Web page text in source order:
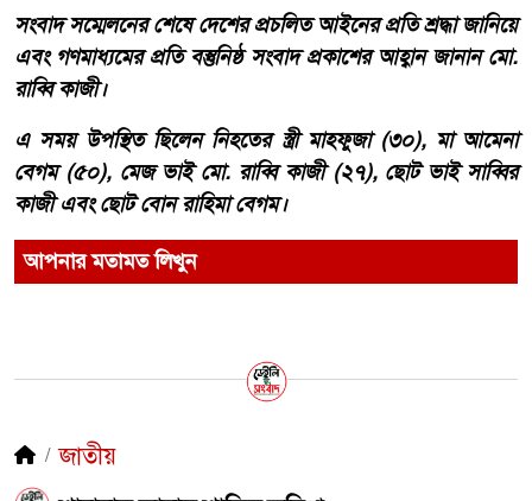
সংবাদ সম্মেলনের শেষে দেশের প্রচলিত আইনের প্রতি শ্রদ্ধা জানিয়ে
এবং গণমাধ্যমের প্রতি বস্তুনিষ্ঠ সংবাদ প্রকাশের আহ্বান জানান মো.
রাব্বি কাজী।
এ সময় উপস্থিত ছিলেন নিহতের স্ত্রী মাহফুজা (৩০), মা আমেনা
বেগম (৫০), মেজ ভাই মো. রাব্বি কাজী (২৭), ছোট ভাই সাব্বির
কাজী এবং ছোট বোন রাহিমা বেগম।
আপনার মতামত লিখুন
জাতীয়